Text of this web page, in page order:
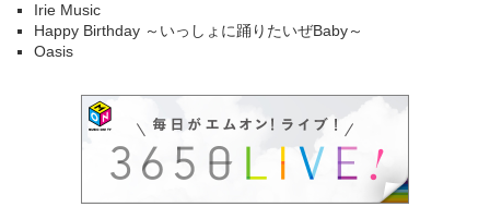
Irie Music
Happy Birthday ～いっしょに踊りたいぜBaby～
Oasis